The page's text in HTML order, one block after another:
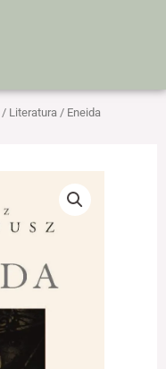
/ Literatura / Eneida